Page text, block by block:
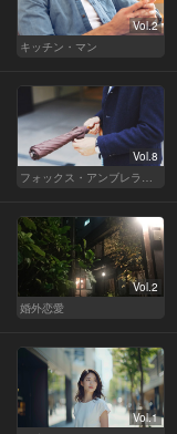
Vol.2
キッチン・マン
Vol.8
フォックス・アンブレラの男
Vol.2
婚外恋愛
Vol.1